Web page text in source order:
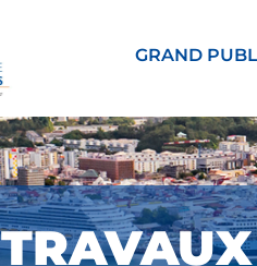
GRAND